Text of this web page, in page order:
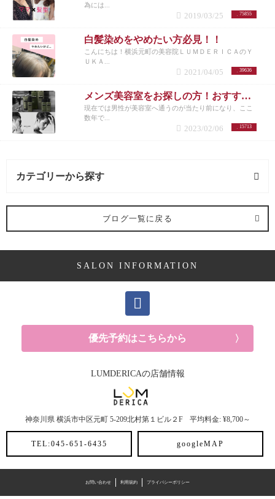
為には...
75855
2019/03/25
白髪染めをやめたい方必見！！
こんにちは！横浜元町の美容院ＬＵＭＤＥＲＩＣＡのＹ
ＵＫＡ...
39636
2021/04/05
メンズ美容室をお探しの方！おすすめメニューまとめ
現在では男性が美容室へ通うのが当たり前になり、ここ
数年で...
15713
2023/02/06
カテゴリーから探す
抜け毛 (3記事)
トリートメント (2記事)
ブログ一覧に戻る
SALON INFORMATION
優先予約はこちらから
LUMDERICAの店舗情報
神奈川県 横浜市中区元町 5-209北村第１ビル２F 平均料金: ¥8,700～
TEL:045-651-6435 googleMAP
お問い合わせ 利用規約 プライバシーポリシー